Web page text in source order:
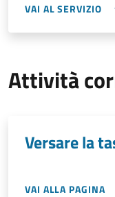
VAI AL SERVIZIO
Attività
Versare la
VAI ALLA PAGINA